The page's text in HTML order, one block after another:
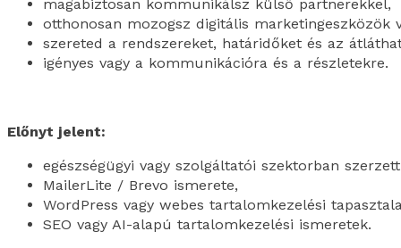
magabiztosan kommunikálsz külső partnerekkel,
otthonosan mozogsz digitális marketingeszközök
szereted a rendszereket, határidőket és az
igényes vagy a kommunikációra és a részletekre.
Előnyt jelent:
egészségügyi vagy szolgáltatói szektorban
MailerLite / Brevo ismerete,
WordPress vagy webes tartalomkezelési
SEO vagy AI-alapú tartalomkezelési ismeretek.